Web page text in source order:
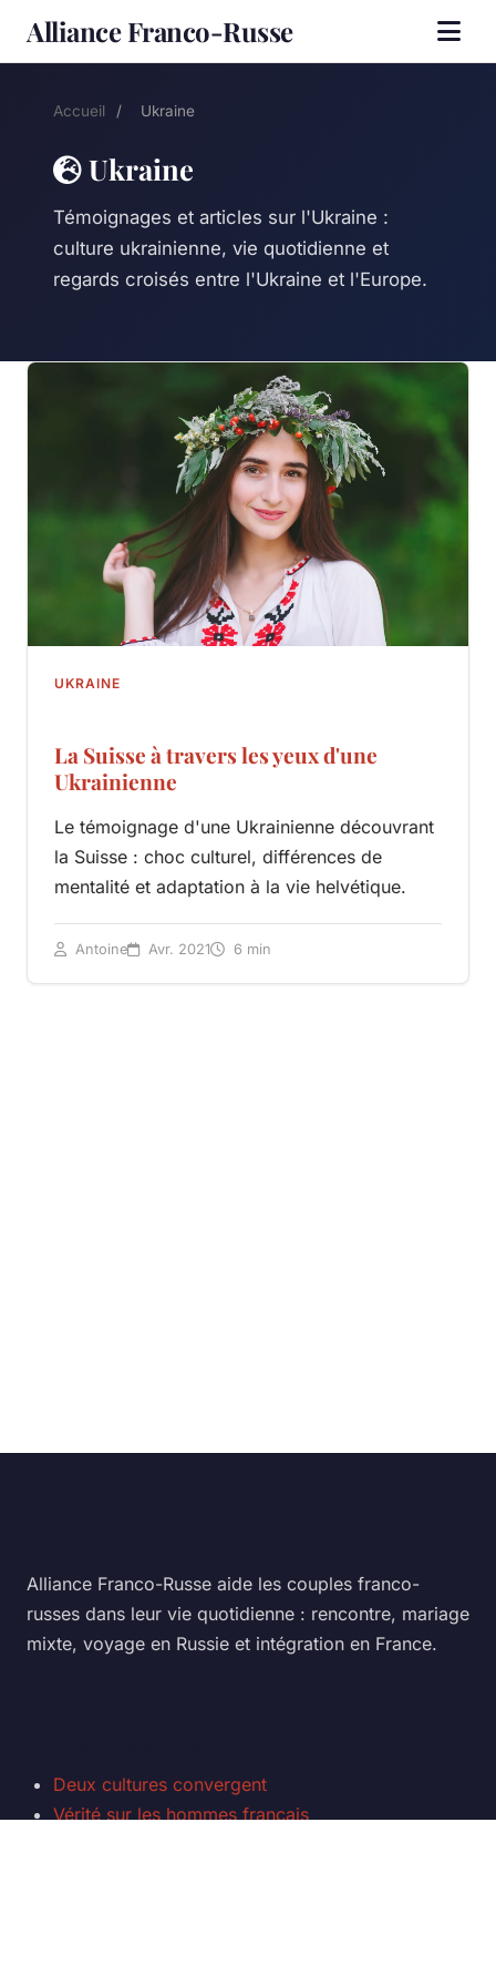
Alliance Franco-Russe
Accueil / Ukraine
Ukraine
Témoignages et articles sur l'Ukraine :
culture ukrainienne, vie quotidienne et
regards croisés entre l'Ukraine et l'Europe.
UKRAINE
La Suisse à travers les yeux d'une
Ukrainienne
Le témoignage d'une Ukrainienne découvrant
la Suisse : choc culturel, différences de
mentalité et adaptation à la vie helvétique.
Antoine Avr. 2021 6 min
Alliance Franco-Russe aide les couples franco-
russes dans leur vie quotidienne : rencontre, mariage
mixte, voyage en Russie et intégration en France.
Deux cultures convergent
Vérité sur les hommes français